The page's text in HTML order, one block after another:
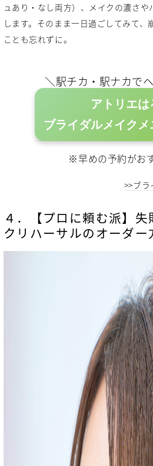
ュあり・なし両方）、メイクの濃さ
します。そのまま一日過ごしてみて、
ことも忘れずに。
＼駅チカ・駅ナカで
アトリエは
ブライダルメイクメ
※早めの予約がお
>>ブラ
４．【プロに頼む派】
クリハーサルのオーダー